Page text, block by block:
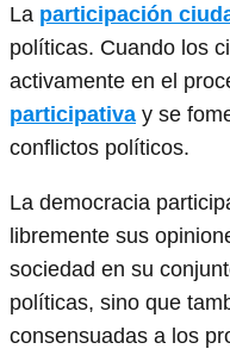
La participación
políticas. Cuando los
activamente en el
participativa y se
conflictos políticos.
La democracia
libremente sus
sociedad en su
políticas, sino que
consensuadas a los